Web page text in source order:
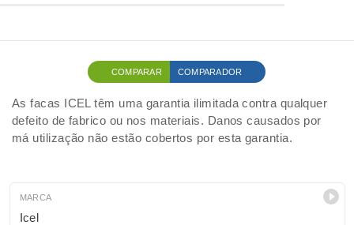
COMPARAR COMPARADOR
As facas ICEL têm uma garantia ilimitada contra qualquer
defeito de fabrico ou nos materiais. Danos causados por
má utilização não estão cobertos por esta garantia.
MARCA
Icel